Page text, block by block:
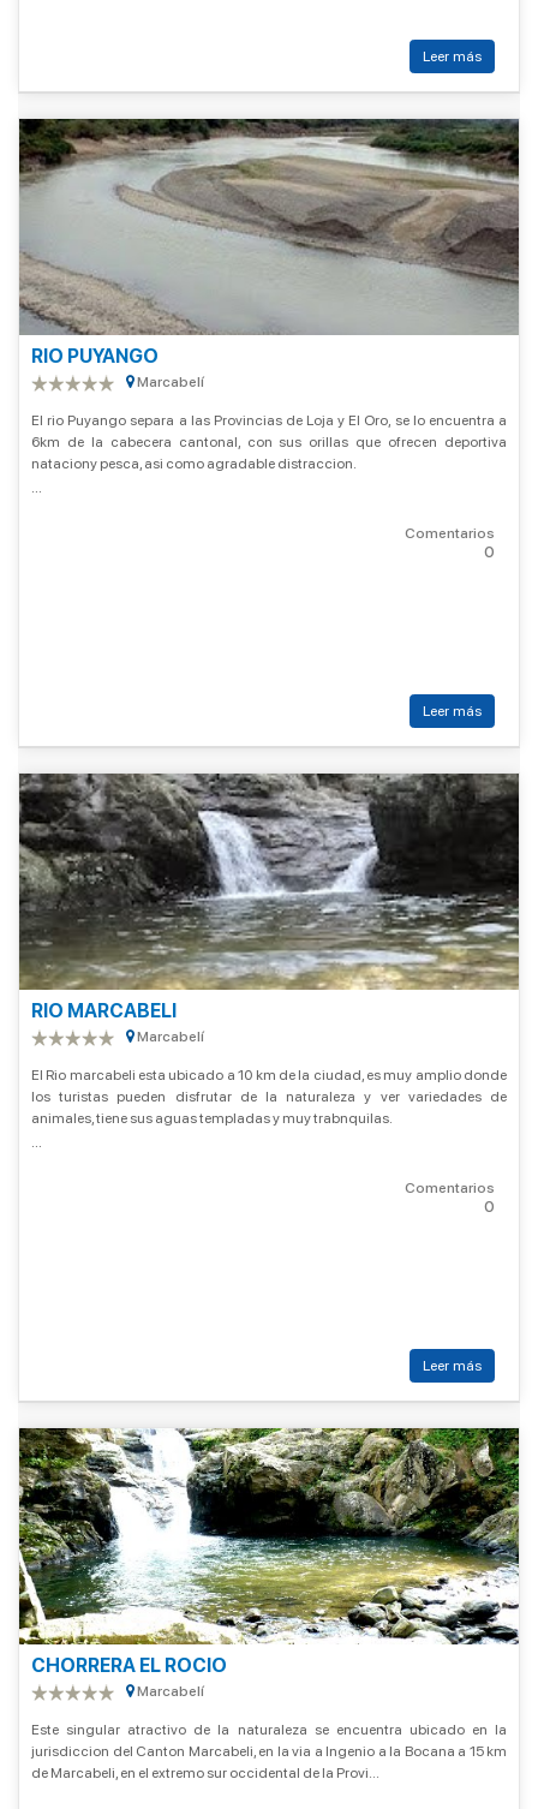
Leer más
RIO PUYANGO
Marcabelí
El rio Puyango separa a las Provincias de Loja y El Oro, se lo encuentra a
6km de la cabecera cantonal, con sus orillas que ofrecen deportiva
nataciony pesca, asi como agradable distraccion.
Comentarios
0
Leer más
RIO MARCABELI
Marcabelí
El Rio marcabeli esta ubicado a 10 km de la ciudad, es muy amplio donde
los turistas pueden disfrutar de la naturaleza y ver variedades de
animales, tiene sus aguas templadas y muy trabnquilas.
Comentarios
0
Leer más
CHORRERA EL ROCIO
Marcabelí
Este singular atractivo de la naturaleza se encuentra ubicado en la
jurisdiccion del Canton Marcabeli, en la via a Ingenio a la Bocana a 15 km
de Marcabeli, en el extremo sur occidental de la Provi...